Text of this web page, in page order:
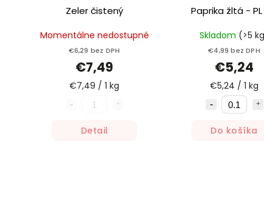
Zeler čistený
Momentálne nedostupné
€6,29 bez DPH
€7,49
€7,49 / 1 kg
Detail
Paprika žltá - PL
Skladom (>5
€4,99 bez DPH
€5,24
€5,24 / 1 kg
Do košíka